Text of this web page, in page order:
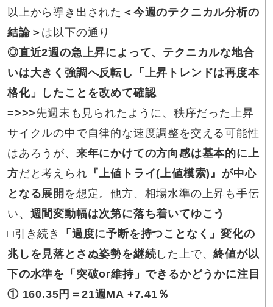
以上から導き出された ＜今週のテクニカル分析の
結論＞ は以下の通り
◎直近2週の急上昇によって、テクニカルな地合
いは大きく強調へ反転し「上昇トレンドは再度本
格化」したことを改めて確認
=>>>先週末も見られたように、秩序だった上昇
サイクルの中で自律的な速度調整を交える可能性
はあろうが、 来年にかけての方向感は基本的に上
方だと考えられ 『上値トライ(上値模索)』が中心
となる展開 を想定。他方、相場水準の上昇も手伝
い、 週間変動幅は次第に落ち着いてゆこう
□引き続き 「 過度に予断を持つことなく」変化の
兆しを見落とさぬ姿勢を継続 した上で、終値が以
下の水準を「突破or維持」できるかどうかに注目
① 160.35 円 ＝21週MA +7.41％